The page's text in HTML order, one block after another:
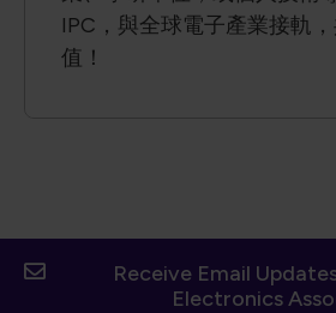
IPC，與全球電子產業接軌
值！
Receive Email
Electronics